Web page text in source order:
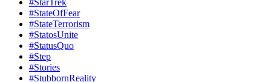
#StarTrek
#StateOfFear
#StateTerrorism
#StatosUnite
#StatusQuo
#Step
#Stories
#StubbornReality